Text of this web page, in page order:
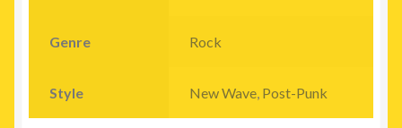
Genre Rock
Style New Wave, Post-Punk